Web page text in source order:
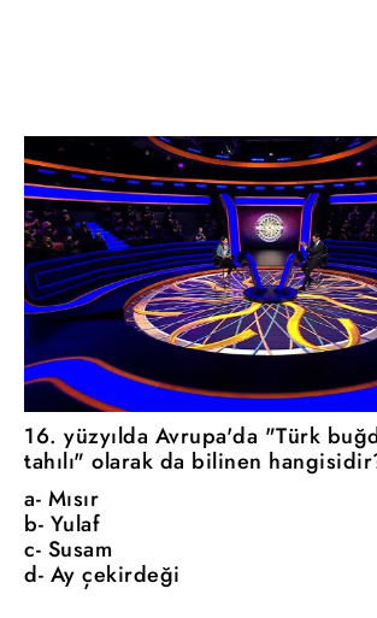
16. yüzyılda Avrupa'da "Türk
tahılı" olarak da bilinen
a- Mısır
b- Yulaf
c- Susam
d- Ay çekirdeği